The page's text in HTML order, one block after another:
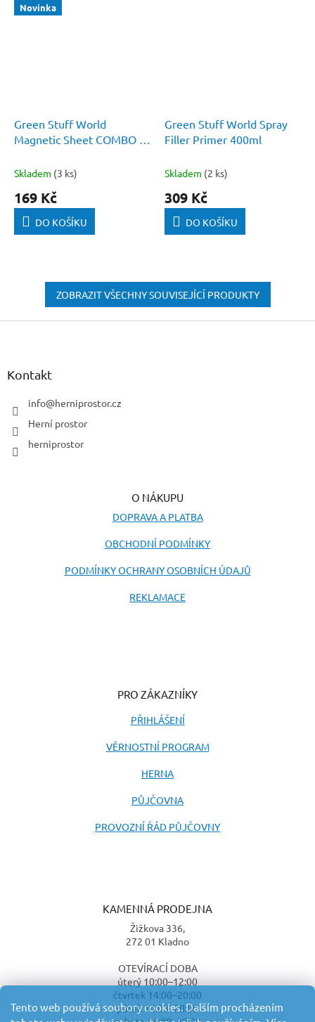
Tento web používá soubory cookies. Dalším procházením
Novinka
Green Stuff World
Magnetic Sheet COMBO -
Skladem (3 ks)
169 Kč
DO KOŠÍKU
Green Stuff World Spray
Filler Primer 400ml
Skladem (2 ks)
309 Kč
DO KOŠÍKU
ZOBRAZIT VŠECHNY SOUVISEJÍCÍ PRODUKTY
Z
Kontakt
info@herniprostor.cz
Herní prostor
herniprostor
O NÁKUPU
DOPRAVA A PLATBA
OBCHODNÍ PODMÍNKY
PODMÍNKY OCHRANY OSOBNÍCH ÚDAJŮ
REKLAMACE
PRO ZÁKAZNÍKY
PŘIHLÁŠENÍ
VĚRNOSTNÍ PROGRAM
HERNA
PŮJČOVNA
PROVOZNÍ ŘÁD PŮJČOVNY
KAMENNÁ PRODEJNA
Žižkova 336,
272 01 Kladno
OTEVÍRACÍ DOBA
úterý 10:00–12:00
čtvrtek 14:00–20:00
pátek 14:00–20:00